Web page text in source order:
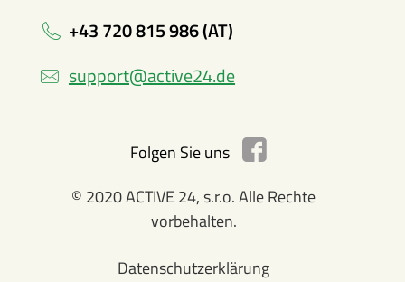
+43 720 815 986 (AT)
support@active24.de
Folgen Sie uns
© 2020 ACTIVE 24, s.r.o. Alle Rechte
vorbehalten.
Datenschutzerklärung